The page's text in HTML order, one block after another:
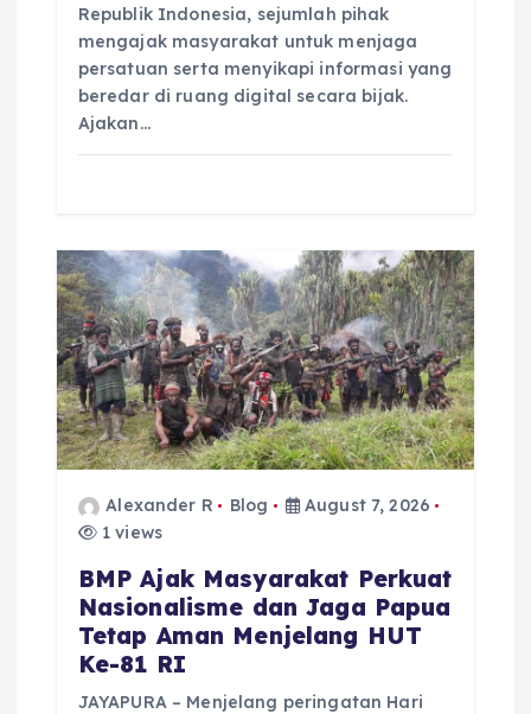
Republik Indonesia, sejumlah pihak
mengajak masyarakat untuk menjaga
persatuan serta menyikapi informasi yang
beredar di ruang digital secara bijak.
Ajakan…
Alexander R Blog
August 7, 2026
1 views
BMP Ajak Masyarakat Perkuat
Nasionalisme dan Jaga Papua
Tetap Aman Menjelang HUT
Ke-81 RI
JAYAPURA – Menjelang peringatan Hari